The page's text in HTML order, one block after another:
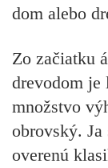
dom alebo
Zo začiatku
drevodom je
množstvo
obrovský. Ja
overenú